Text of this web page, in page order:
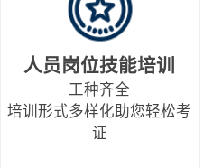
人员岗位技能培训
工种齐全
培训形式多样化助您轻松考
证